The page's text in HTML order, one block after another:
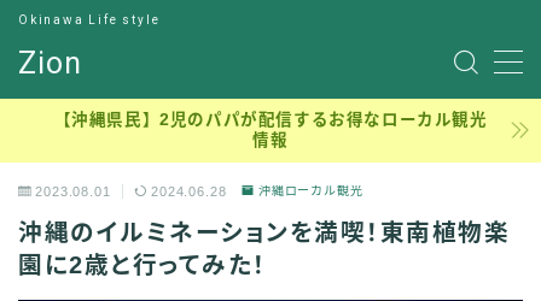
Zion
Okinawa Life style
サンプルページ
プライバシーポリシー
元理学療法士のジロー
利用規約／特定商取引法に基づく表記
【沖縄県民】2児のパパが配信するお得なローカル観光
情報
2023.08.01 2024.06.28 沖縄ローカル観光
沖縄のイルミネーションを満喫！東南植物楽
園に2歳と行ってみた！